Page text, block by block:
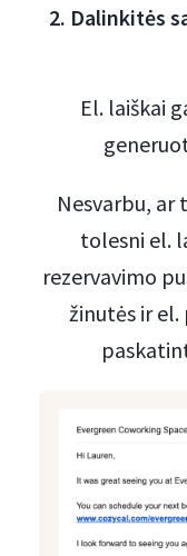
2. Dalinkitės
El. laiškai
Nesvarbu, ar
tolesni el.
rezervavimo
žinutės ir